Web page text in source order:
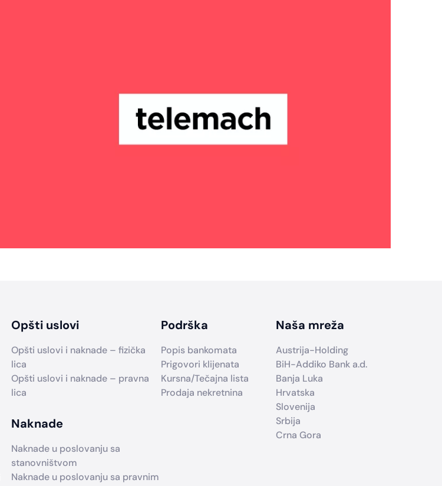
Opšti uslovi
Opšti uslovi i naknade – fizička
lica
Opšti uslovi i naknade – pravna
lica
Naknade
Naknade u poslovanju sa
stanovništvom
Naknade u poslovanju sa pravnim
Podrška
Popis bankomata
Prigovori klijenata
Kursna/Tečajna lista
Prodaja nekretnina
Naša mreža
Austrija-Holding
BiH-Addiko Bank a.d.
Banja Luka
Hrvatska
Slovenija
Srbija
Crna Gora